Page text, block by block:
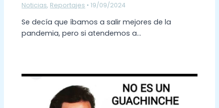
Noticias, Reportajes •19/09/2024
Se decía que íbamos a salir mejores de la
pandemia, pero si atendemos a…